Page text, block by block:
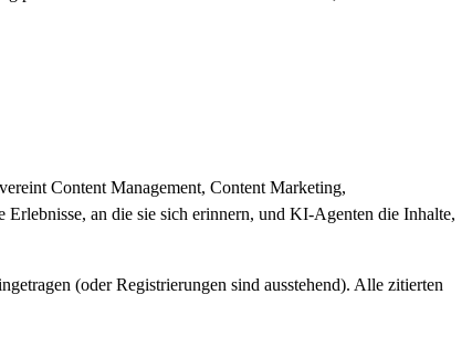
Content Management, Content Marketing,
an die sie sich erinnern, und KI-Agenten die Inhalte,
(oder Registrierungen sind ausstehend). Alle zitierten